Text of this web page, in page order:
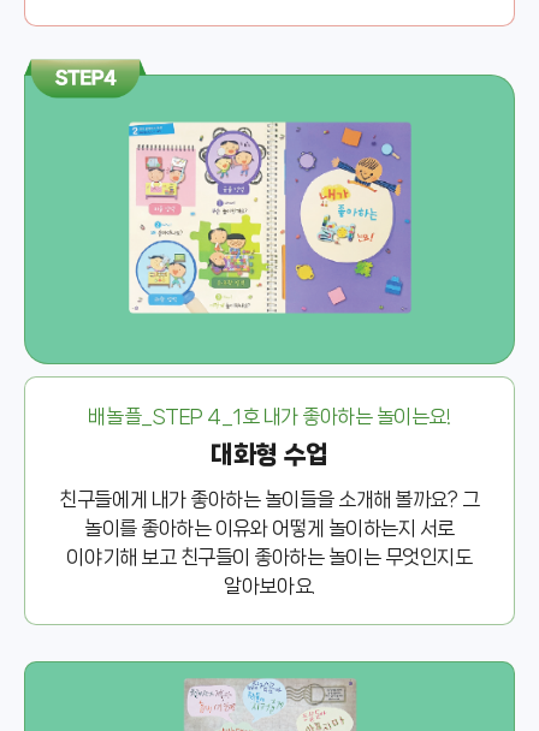
배놀플_STEP 4_1호 내가 좋아하는 놀이는요!
대화형 수업
친구들에게 내가 좋아하는 놀이들을 소개해 볼까요? 그
놀이를 좋아하는 이유와 어떻게 놀이하는지 서로
이야기해 보고 친구들이 좋아하는 놀이는 무엇인지도
알아보아요.